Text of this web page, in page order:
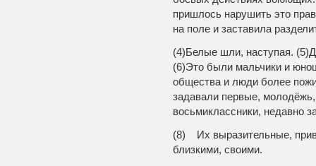
пришлось нарушить это
на поле и заставила
(4)Белые шли, наступая.
(6)Это были мальчики и
общества и люди более
задавали первые,
восьмиклассники, недавно
(8) Их выразительные,
близкими, своими.